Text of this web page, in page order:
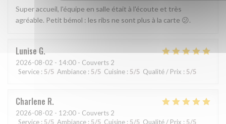
Super accueil, l'équipe en salle était à l'écoute et très
agréable. Petit bémol : les ribs ne sont plus à la carte 😕.
Lunise G
2026-08-02 - 14:00 - Couverts 2
Service : 5/5 Ambiance : 5/5 Cuisine : 5/5 Qualité / Prix : 5/5
Charlene R
2026-08-02 - 12:00 - Couverts 2
Service : 5/5 Ambiance : 5/5 Cuisine : 5/5 Qualité / Prix : 5/5